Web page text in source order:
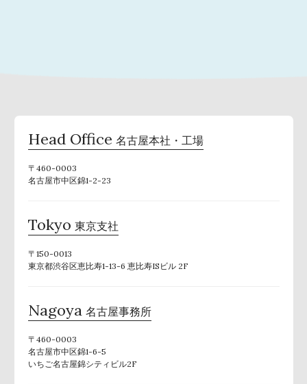
Head Office 名古屋本社・工場
〒460-0003
名古屋市中区錦1-2-23
Tokyo 東京支社
〒150-0013
東京都渋谷区恵比寿1-13-6 恵比寿ISビル 2F
Nagoya 名古屋事務所
〒460-0003
名古屋市中区錦1-6-5
いちご名古屋錦シティビル2F